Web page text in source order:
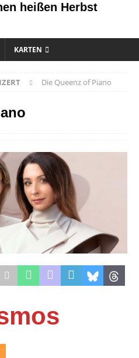
heißen Herbst
KARTEN
Die Queenz of Piano